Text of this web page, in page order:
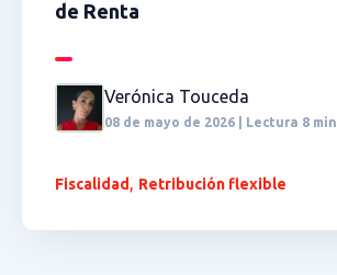
de Renta
Verónica Touceda
08 de mayo de 2026 | Lectura 8 min
Fiscalidad , Retribución flexible